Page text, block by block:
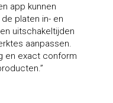
app kunnen
platen in- en
uitschakeltijden
aanpassen.
en exact conform